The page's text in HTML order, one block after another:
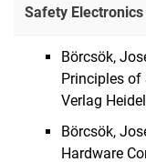
Safety
Börcsök,
Principles of
Verlag
Börcsök,
Hardware